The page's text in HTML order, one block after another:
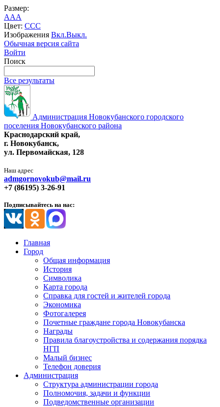
Размер:
AAA
Цвет: CCC
Изображения Вкл.Выкл.
Обычная версия сайта
Войти
Поиск
Все результаты
Администрация Новокубанского городского
поселения Новокубанского района
Краснодарский край,
г. Новокубанск,
ул. Первомайская, 128
Наш адрес
admgornovokub@mail.ru
+7 (86195) 3-26-91
Подписывайтесь на нас:
Главная
Город
Общая информация
История
Символика
Карта города
Справка для гостей и жителей города
Экономика
Фотогалерея
Почетные граждане города Новокубанска
Награды
Правила благоустройства и содержания порядка
НГП
Малый бизнес
Телефон доверия
Администрация
Структура администрации города
Полномочия, задачи и функции
Подведомственные организации